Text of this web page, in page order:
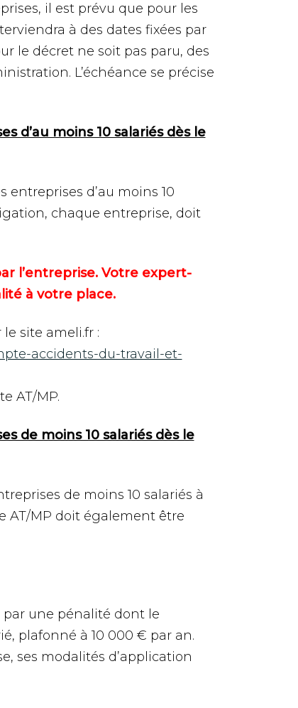
il est prévu que pour les
à des dates fixées par
le décret ne soit pas paru, des
L’échéance se précise
d’au moins 10 salariés dès le
d’au moins 10
chaque entreprise, doit
l’entreprise. Votre expert-
à votre place.
site ameli.fr :
accidents-du-travail-et-
AT/MP.
de moins 10 salariés dès le
de moins 10 salariés à
AT/MP doit également être
par une pénalité dont le
plafonné à 10 000 € par an.
ses modalités d’application